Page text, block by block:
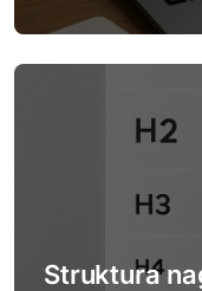
i
Struktura